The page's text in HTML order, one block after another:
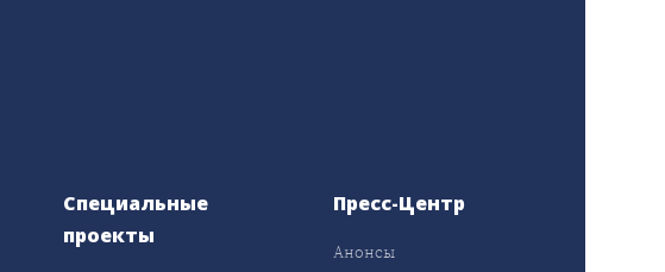
Специальные
проекты
Пресс-Центр
Анонсы